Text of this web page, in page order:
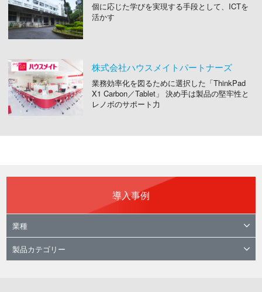
個に応じた学びを実現する手段として、ICTを
活かす
株式会社ハウスメイトパートナーズ
業務効率化を図るために選択した「ThinkPad
X1 Carbon／Tablet」 決め手は製品の堅牢性と
レノボのサポート力
導入事例
業種
製品カテゴリー